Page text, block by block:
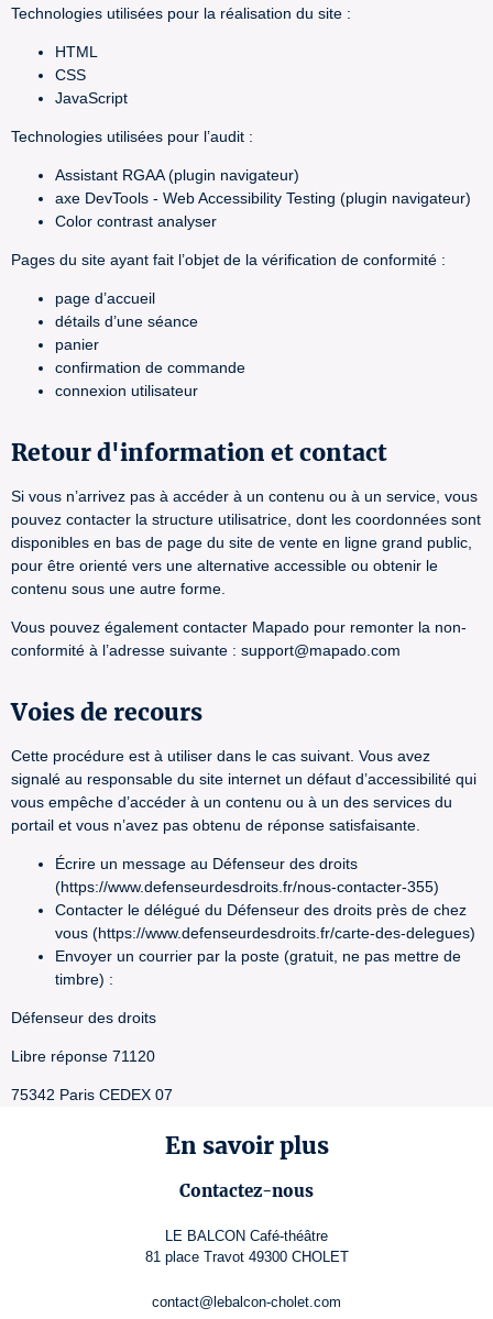
Technologies utilisées pour la réalisation du site :
HTML
CSS
JavaScript
Technologies utilisées pour l’audit :
Assistant RGAA (plugin navigateur)
axe DevTools - Web Accessibility Testing (plugin navigateur)
Color contrast analyser
Pages du site ayant fait l’objet de la vérification de conformité :
page d’accueil
détails d’une séance
panier
confirmation de commande
connexion utilisateur
Retour d'information et contact
Si vous n’arrivez pas à accéder à un contenu ou à un service, vous
pouvez contacter la structure utilisatrice, dont les coordonnées sont
disponibles en bas de page du site de vente en ligne grand public,
pour être orienté vers une alternative accessible ou obtenir le
contenu sous une autre forme.
Vous pouvez également contacter Mapado pour remonter la non-
conformité à l’adresse suivante : support@mapado.com
Voies de recours
Cette procédure est à utiliser dans le cas suivant. Vous avez
signalé au responsable du site internet un défaut d’accessibilité qui
vous empêche d’accéder à un contenu ou à un des services du
portail et vous n’avez pas obtenu de réponse satisfaisante.
Écrire un message au Défenseur des droits
(https://www.defenseurdesdroits.fr/nous-contacter-355)
Contacter le délégué du Défenseur des droits près de chez
vous (https://www.defenseurdesdroits.fr/carte-des-delegues)
Envoyer un courrier par la poste (gratuit, ne pas mettre de
timbre) :
Défenseur des droits
Libre réponse 71120
75342 Paris CEDEX 07
En savoir plus
Contactez-nous
LE BALCON Café-théâtre
81 place Travot 49300 CHOLET
contact@lebalcon-cholet.com